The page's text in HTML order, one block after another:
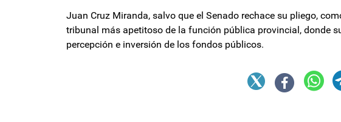
Juan Cruz Miranda, salvo que el Senado rechace su pliego,
tribunal más apetitoso de la función pública provincial, donde
percepción e inversión de los fondos públicos.